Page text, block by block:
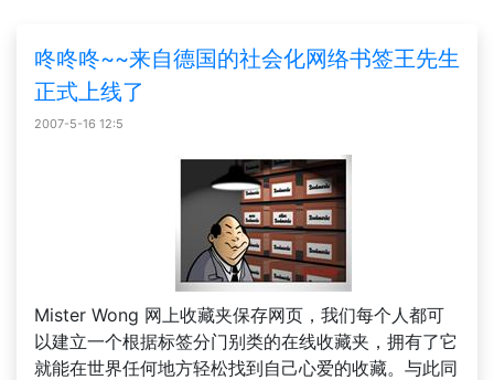
咚咚咚~~来自德国的社会化网络书签王先生
正式上线了
2007-5-16 12:5
Mister Wong 网上收藏夹保存网页，我们每个人都可
以建立一个根据标签分门别类的在线收藏夹，拥有了它
就能在世界任何地方轻松找到自己心爱的收藏。与此同